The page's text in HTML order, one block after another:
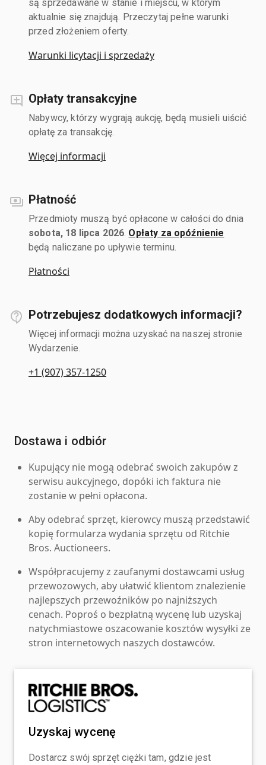
są sprzedawane w stanie i miejscu, w którym
aktualnie się znajdują. Przeczytaj pełne warunki
przed złożeniem oferty.
Warunki licytacji i sprzedaży
Opłaty transakcyjne
Nabywcy, którzy wygrają aukcję, będą musieli uiścić
opłatę za transakcję.
Więcej informacji
Płatność
Przedmioty muszą być opłacone w całości do dnia
sobota, 18 lipca 2026 Opłaty za opóźnienie
będą naliczane po upływie terminu.
Płatności
Potrzebujesz dodatkowych informacji?
Więcej informacji można uzyskać na naszej stronie
Wydarzenie.
+1 (907) 357-1250
Dostawa i odbiór
Kupujący nie mogą odebrać swoich zakupów z
serwisu aukcyjnego, dopóki ich faktura nie
zostanie w pełni opłacona.
Aby odebrać sprzęt, kierowcy muszą przedstawić
kopię formularza wydania sprzętu od Ritchie
Bros. Auctioneers.
Współpracujemy z zaufanymi dostawcami usług
przewozowych, aby ułatwić klientom znalezienie
najlepszych przewoźników po najniższych
cenach. Poproś o bezpłatną wycenę lub uzyskaj
natychmiastowe oszacowanie kosztów wysyłki ze
stron internetowych naszych dostawców.
Uzyskaj wycenę
Dostarcz swój sprzęt ciężki tam, gdzie jest